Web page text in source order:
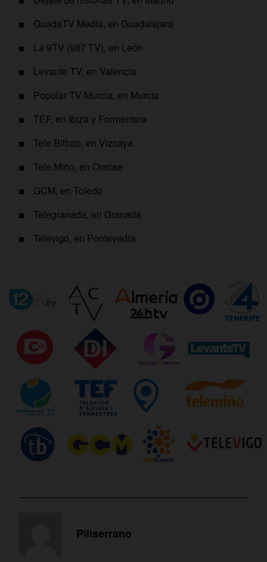
GuadaTV Media, en Guadalajara
La 9TV (987 TV), en León
Levante TV, en Valencia
Popular TV Murcia, en Murcia
TEF, en Ibiza y Formentera
Tele Bilbao, en Vizcaya
Tele Miño, en Orense
GCM, en Toledo
Telegranada, en Granada
Televigo, en Pontevedra
Piliserrano